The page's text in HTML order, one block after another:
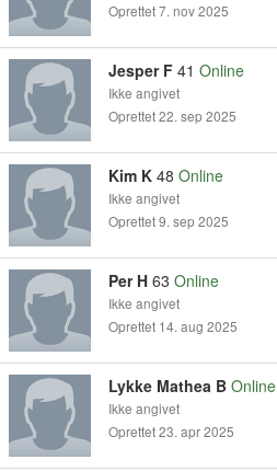
Oprettet 7. nov 2025
Jesper F 41 Online
Ikke angivet
Oprettet 22. sep 2025
Kim K 48 Online
Ikke angivet
Oprettet 9. sep 2025
Per H 63 Online
Ikke angivet
Oprettet 14. aug 2025
Lykke Mathea B Online
Ikke angivet
Oprettet 23. apr 2025